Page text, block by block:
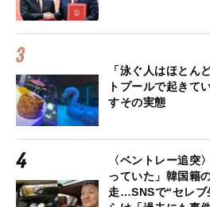
「泳ぐ人はほと
トプールで起きて
すその実態
〈ベントレー追突
っていた」韓国籍
走…SNSで“セレブ